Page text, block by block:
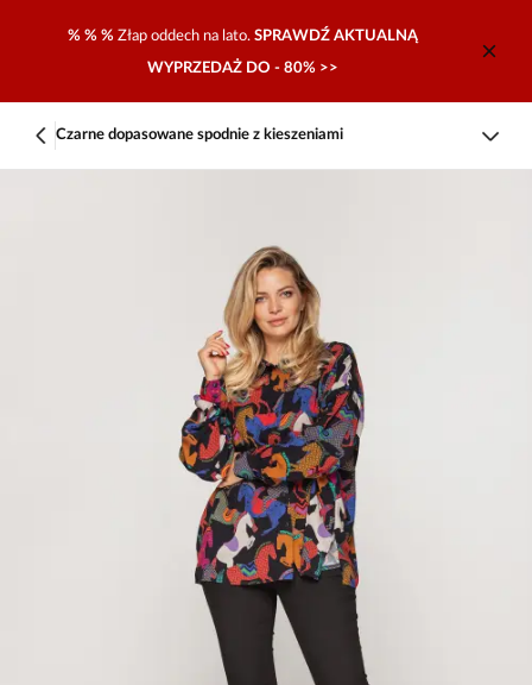
% % % Złap oddech na lato. SPRAWDŹ AKTUALNĄ
WYPRZEDAŻ DO - 80% >>
Czarne dopasowane spodnie z kieszeniami